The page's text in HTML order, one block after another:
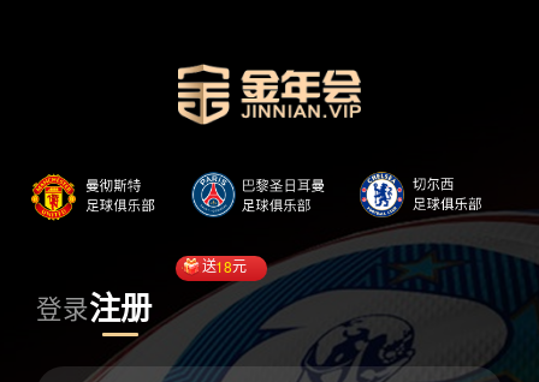
登录注册
送18元